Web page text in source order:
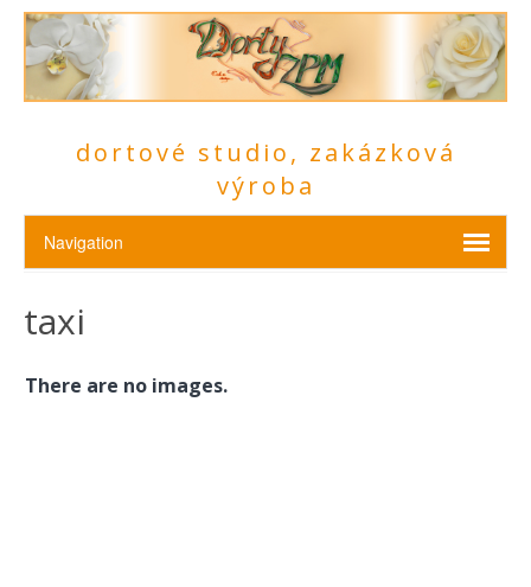
dortové studio, zakázková
výroba
taxi
There are no images.